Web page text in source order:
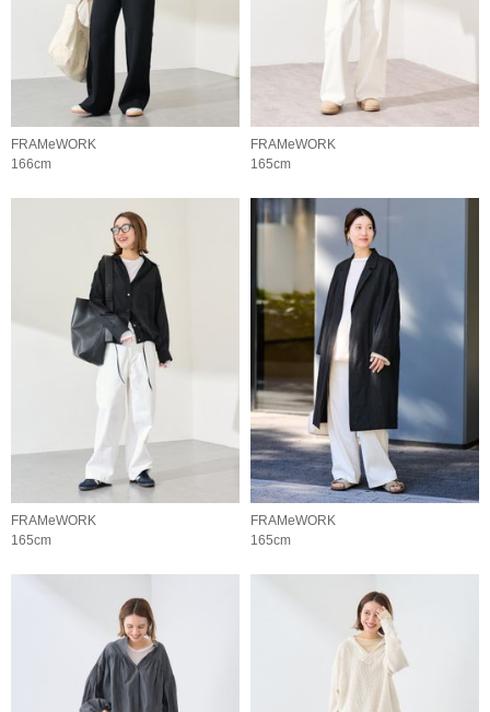
FRAMeWORK
166cm
FRAMeWORK
165cm
FRAMeWORK
165cm
FRAMeWORK
165cm